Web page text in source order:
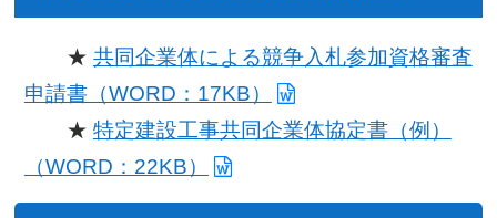
★ 共同企業体による競争入札参加資格審査
申請書（WORD：17KB）
★ 特定建設工事共同企業体協定書（例）
（WORD：22KB）